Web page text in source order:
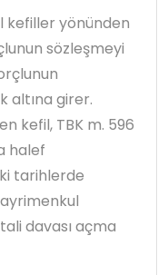
kefiller yönünden
sözleşmeyi
altına girer.
kefil, TBK m. 596
halef
tarihlerde
davası açma